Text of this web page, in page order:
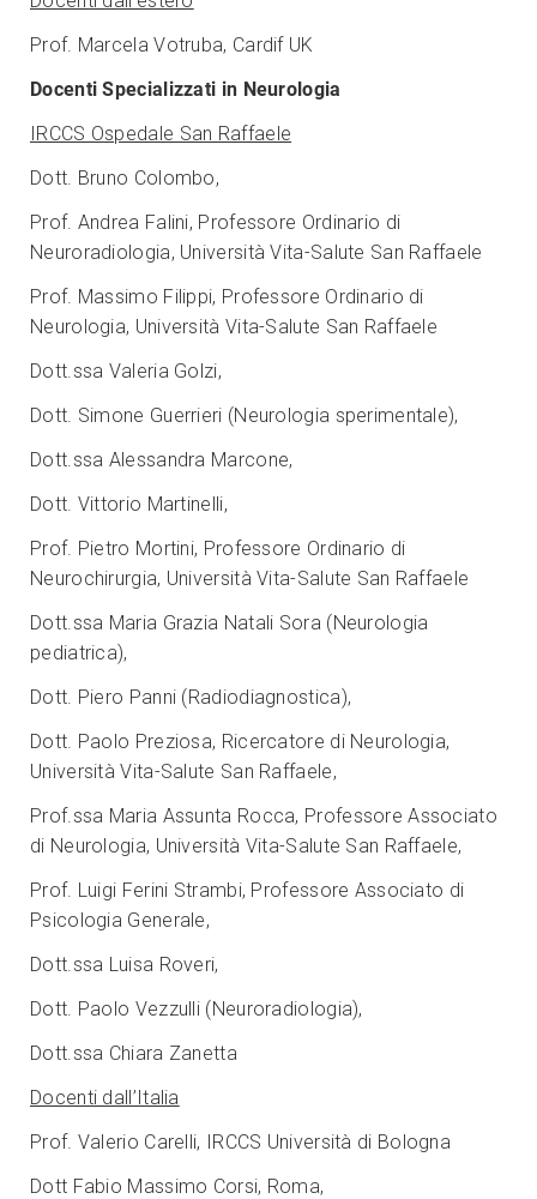
Prof. Marcela Votruba, Cardif UK
Docenti Specializzati in Neurologia
IRCCS Ospedale San Raffaele
Dott. Bruno Colombo,
Prof. Andrea Falini, Professore Ordinario di
Neuroradiologia, Università Vita-Salute San Raffaele
Prof. Massimo Filippi, Professore Ordinario di
Neurologia, Università Vita-Salute San Raffaele
Dott.ssa Valeria Golzi,
Dott. Simone Guerrieri (Neurologia sperimentale),
Dott.ssa Alessandra Marcone,
Dott. Vittorio Martinelli,
Prof. Pietro Mortini, Professore Ordinario di
Neurochirurgia, Università Vita-Salute San Raffaele
Dott.ssa Maria Grazia Natali Sora (Neurologia
pediatrica),
Dott. Piero Panni (Radiodiagnostica),
Dott. Paolo Preziosa, Ricercatore di Neurologia,
Università Vita-Salute San Raffaele,
Prof.ssa Maria Assunta Rocca, Professore Associato
di Neurologia, Università Vita-Salute San Raffaele,
Prof. Luigi Ferini Strambi, Professore Associato di
Psicologia Generale,
Dott.ssa Luisa Roveri,
Dott. Paolo Vezzulli (Neuroradiologia),
Dott.ssa Chiara Zanetta
Docenti dall’Italia
Prof. Valerio Carelli, IRCCS Università di Bologna
Dott Fabio Massimo Corsi, Roma,